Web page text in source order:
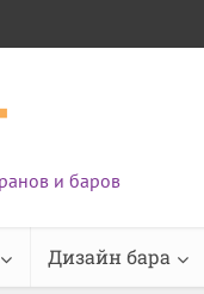
и баров
Дизайн бара